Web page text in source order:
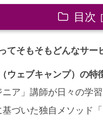
目次
てそもそもどんなサー
ウェブキャンプ）の特
ア」講師が日々の学習
づいた独自メソッド